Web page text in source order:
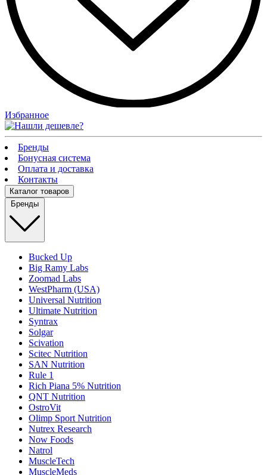
Избранное
Бренды
Бонусная система
Оплата и доставка
Контакты
Каталог товаров
Бренды
Bucked Up
Big Ramy Labs
Zoomad Labs
WestPharm (USA)
Universal Nutrition
Ultimate Nutrition
Syntrax
Solgar
Scivation
Scitec Nutrition
SAN Nutrition
Rule 1
Rich Piana 5% Nutrition
QNT Nutrition
OstroVit
Olimp Sport Nutrition
Nutrex Research
Now Foods
Natrol
MuscleTech
MuscleMeds